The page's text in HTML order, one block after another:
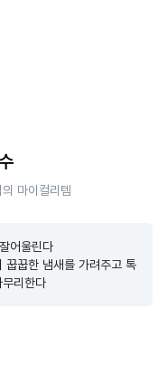
의 마이컬리템
어울린다
꿉꿉한 냄새를 가려주고 톡
리한다